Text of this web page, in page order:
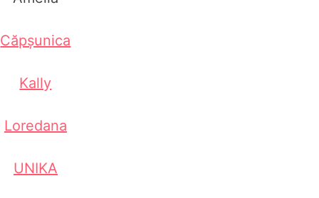
Căpșunica
Kally
Loredana
UNIKA